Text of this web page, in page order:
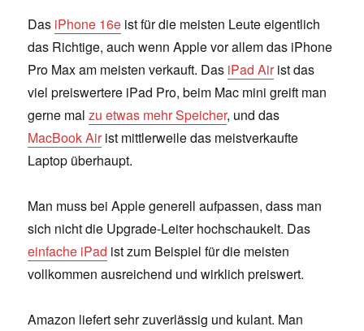
Das iPhone 16e ist für die meisten Leute eigentlich
das Richtige, auch wenn Apple vor allem das iPhone
Pro Max am meisten verkauft. Das iPad Airist das
viel preiswertere iPad Pro, beim Mac mini greift man
gerne malzu etwas mehr Speicher, und das
MacBook Airist mittlerweile das meistverkaufte
Laptop überhaupt.
Man muss bei Apple generell aufpassen, dass man
sich nicht die Upgrade-Leiter hochschaukelt. Das
einfache iPad ist zum Beispiel für die meisten
vollkommen ausreichend und wirklich preiswert.
Amazon liefert sehr zuverlässig und kulant. Man